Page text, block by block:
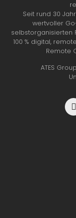
Seit rund 30
wertvoller
selbstorganisierten
100 % digital,
Remote
ATES